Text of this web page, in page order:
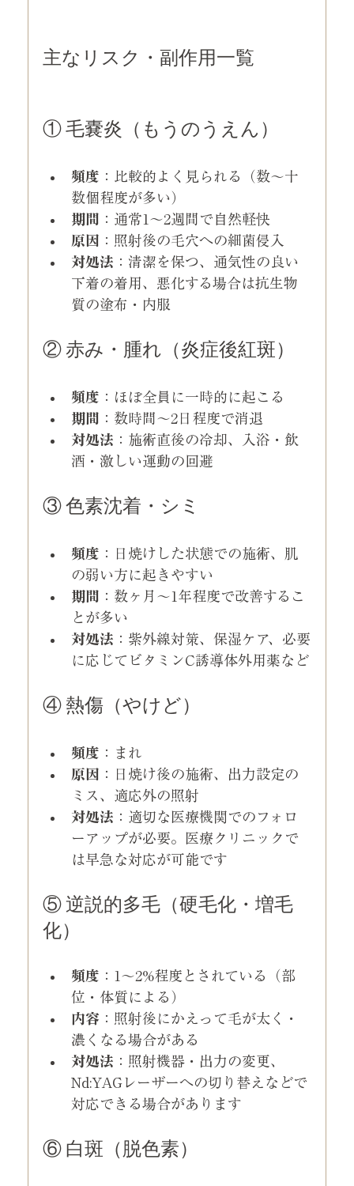
主なリスク・副作用一覧
① 毛嚢炎（もうのうえん）
頻度 ：比較的よく見られる（数〜十
数個程度が多い）
期間
：通常1〜2週間で自然軽快
原因 ：照射後の毛穴への細菌侵入
対処法 ：清潔を保つ、通気性の良い
下着の着用、悪化する場合は抗生物
質の塗布・内服
② 赤み・腫れ（炎症後紅斑）
頻度 ：ほぼ全員に一時的に起こる
期間
：数時間〜2日程度で消退
対処法 ：施術直後の冷却、入浴・飲
酒・激しい運動の回避
③ 色素沈着・シミ
頻度 ：日焼けした状態での施術、肌
の弱い方に起きやすい
期間
：数ヶ月〜1年程度で改善するこ
とが多い
対処法 ：紫外線対策、保湿ケア、必要
に応じてビタミンC誘導体外用薬など
④ 熱傷（やけど）
頻度 ：まれ
原因 ：日焼け後の施術、出力設定の
ミス、適応外の照射
対処法 ：適切な医療機関でのフォロ
ーアップが必要。医療クリニックで
は早急な対応が可能です
⑤ 逆説的多毛（硬毛化・増毛
化）
頻度 ：1〜2%程度とされている（部
位・体質による）
内容 ：照射後にかえって毛が太く・
濃くなる場合がある
対処法 ：照射機器・出力の変更、
Nd:YAGレーザーへの切り替えなどで
対応できる場合があります
⑥ 白斑（脱色素）